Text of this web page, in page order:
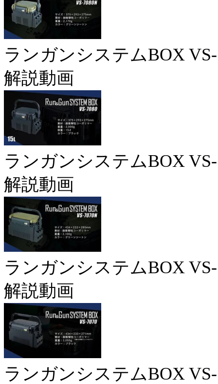
ランガンシステムBOX
解説動画
ランガンシステムBOX
解説動画
ランガンシステムBOX
解説動画
ランガンシステムBOX